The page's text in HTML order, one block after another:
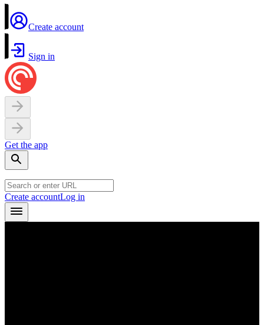
Create account
Sign in
Get the app
Create accountLog in